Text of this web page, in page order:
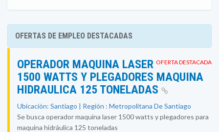
OFERTAS DE EMPLEO DESTACADAS
OFERTA DESTACADA
OPERADOR MAQUINA LASER
1500 WATTS Y PLEGADORES MAQUINA
HIDRAULICA 125 TONELADAS
Ubicación: Santiago | Región : Metropolitana De Santiago
Se busca operador maquina laser 1500 watts y plegadores para
maquina hidráulica 125 toneladas